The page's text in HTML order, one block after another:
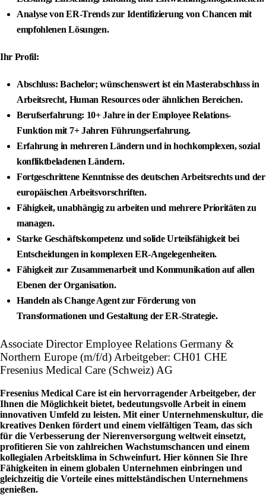
Analyse von ER-Trends zur Identifizierung von Chancen mit
empfohlenen Lösungen.
Ihr Profil:
Abschluss: Bachelor; wünschenswert ist ein Masterabschluss in
Arbeitsrecht, Human Resources oder ähnlichen Bereichen.
Berufserfahrung: 10+ Jahre in der Employee Relations-
Funktion mit 7+ Jahren Führungserfahrung.
Erfahrung in mehreren Ländern und in hochkomplexen, sozial
konfliktbeladenen Ländern.
Fortgeschrittene Kenntnisse des deutschen Arbeitsrechts und der
europäischen Arbeitsvorschriften.
Fähigkeit, unabhängig zu arbeiten und mehrere Prioritäten zu
managen.
Starke Geschäftskompetenz und solide Urteilsfähigkeit bei
Entscheidungen in komplexen ER-Angelegenheiten.
Fähigkeit zur Zusammenarbeit und Kommunikation auf allen
Ebenen der Organisation.
Handeln als Change Agent zur Förderung von
Transformationen und Gestaltung der ER-Strategie.
Associate Director Employee Relations Germany &
Northern Europe (m/f/d) Arbeitgeber: CH01 CHE
Fresenius Medical Care (Schweiz) AG
Fresenius Medical Care ist ein hervorragender Arbeitgeber, der
Ihnen die Möglichkeit bietet, bedeutungsvolle Arbeit in einem
innovativen Umfeld zu leisten. Mit einer Unternehmenskultur, die
kreatives Denken fördert und einem vielfältigen Team, das sich
für die Verbesserung der Nierenversorgung weltweit einsetzt,
profitieren Sie von zahlreichen Wachstumschancen und einem
kollegialen Arbeitsklima in Schweinfurt. Hier können Sie Ihre
Fähigkeiten in einem globalen Unternehmen einbringen und
gleichzeitig die Vorteile eines mittelständischen Unternehmens
genießen.